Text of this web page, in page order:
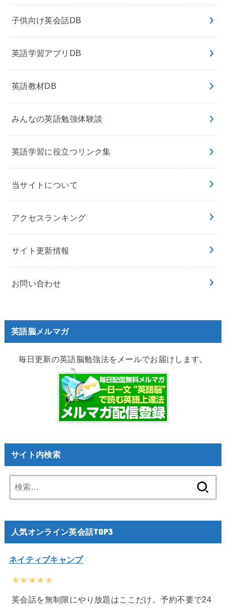
子供向け英会話DB
英語学習アプリDB
英語教材DB
みんなの英語勉強体験談
英語学習に役立つリンク集
当サイトについて
アクセスランキング
サイト更新情報
お問い合わせ
英語脳メルマガ
毎日更新の英語脳勉強法をメールでお届けします。
サイト内検索
索:
人気オンライン英会話TOP3
ネイティブキャンプ
★★★★★
英会話を無制限にやり放題はここだけ。予約不要で24